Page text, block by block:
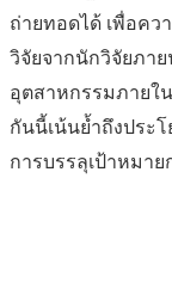
ถ่ายทอดได้ เพื่อค
วิจัยจากนักวิจัยภา
อุตสาหกรรมภายใ
กันนี้เน้นย้ำถึงประ
การบรรลุเป้าหมา